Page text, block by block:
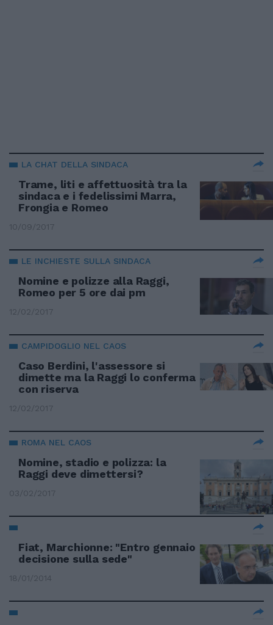
LA CHAT DELLA SINDACA
Trame, liti e affettuosità tra la
sindaca e i fedelissimi Marra,
Frongia e Romeo
10/09/2017
LE INCHIESTE SULLA SINDACA
Nomine e polizze alla Raggi,
Romeo per 5 ore dai pm
12/02/2017
CAMPIDOGLIO NEL CAOS
Caso Berdini, l'assessore si
dimette ma la Raggi lo conferma
con riserva
12/02/2017
ROMA NEL CAOS
Nomine, stadio e polizza: la
Raggi deve dimettersi?
03/02/2017
Fiat, Marchionne: "Entro gennaio
decisione sulla sede"
18/01/2014